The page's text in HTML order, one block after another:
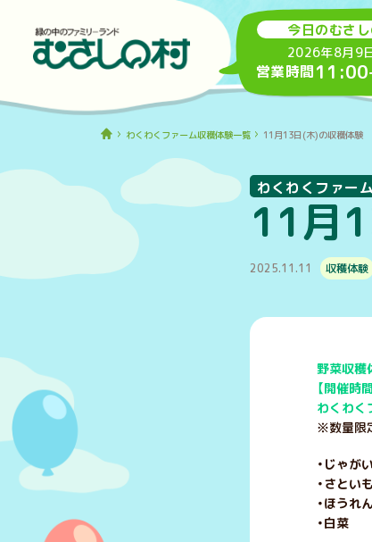
今日のむさ
2026年8月9
営業時間11:00
わくわくファーム収穫体験一覧 11月13日(木)の収穫体験
11月
わくわくファー
2025.11.11 収穫体験
野菜収穫
【開催時
わくわく
※数量限
・じゃ
・さと
・ほう
・白